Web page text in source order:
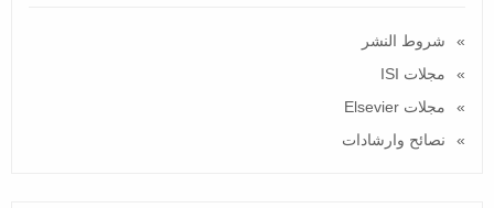
شروط النشر
مجلات ISI
مجلات Elsevier
نصائح وارشادات